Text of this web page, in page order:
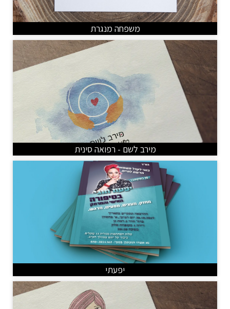
משפחה מנגרת
מירב לשם - רפואה סינית
יפעתי